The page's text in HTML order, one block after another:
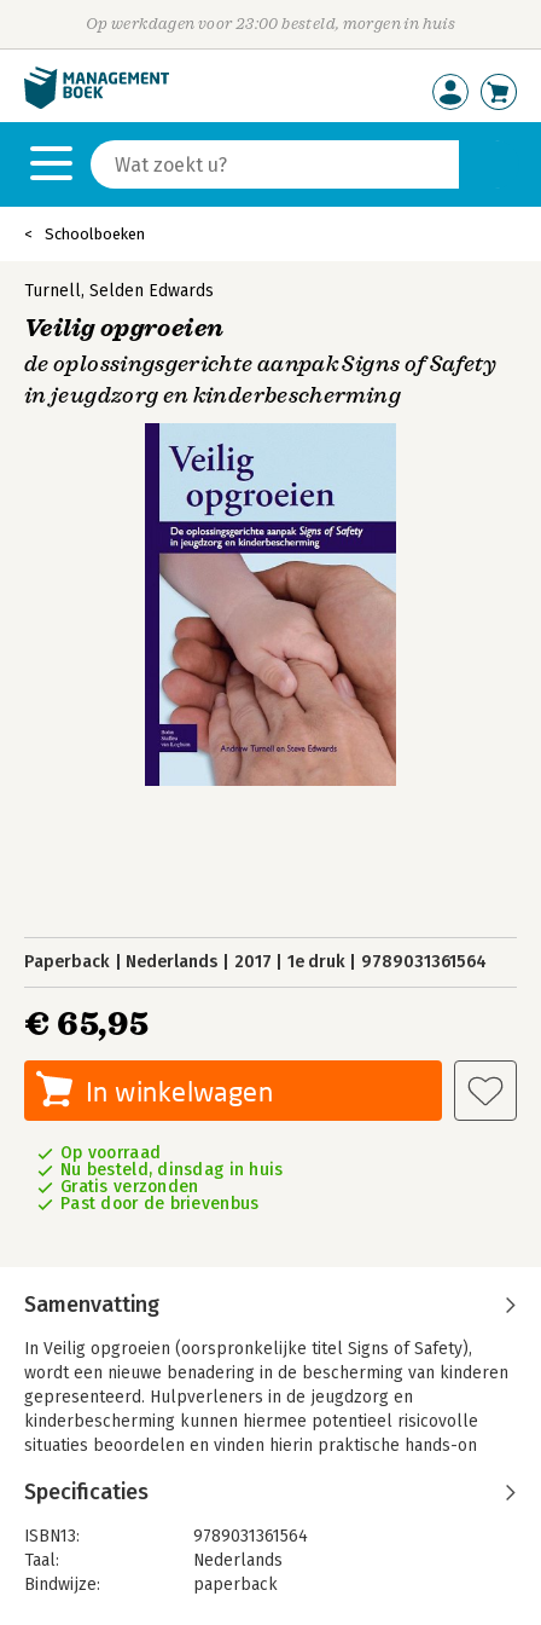
Op werkdagen voor 23:00 besteld, morgen in huis
Schoolboeken
Turnell, Selden Edwards
Veilig opgroeien
de oplossingsgerichte aanpak Signs of Safety
in jeugdzorg en kinderbescherming
Paperback Nederlands 2017 1e druk 9789031361564
€ 65,95
In winkelwagen
Op voorraad
Nu besteld, dinsdag in huis
Gratis verzonden
Past door de brievenbus
Samenvatting
In Veilig opgroeien (oorspronkelijke titel Signs of Safety),
wordt een nieuwe benadering in de bescherming van kinderen
gepresenteerd. Hulpverleners in de jeugdzorg en
kinderbescherming kunnen hiermee potentieel risicovolle
situaties beoordelen en vinden hierin praktische hands-on
met de ouders. Uit de praktijk blijkt dat dit op de lange termijn
weinig beroepsgroepen waarbij emotie zo'n grote rol speelt
als bij hulpverleners in de jeugdzorg en de
kinderbescherming. Logisch; het gaat immers om kwetsbare
Specificaties
ISBN13:
9789031361564
Taal:
Nederlands
Bindwijze:
paperback